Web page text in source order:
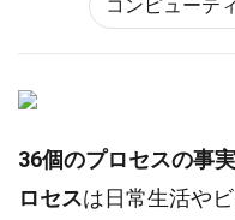
コンピューテ
36個のプロセスの事実
ロセスは日常生活や